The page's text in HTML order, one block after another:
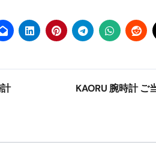
」 飲むミスト（IN MIST）とは
ド｜スマホ対応・防寒・撥水・
KAORU 腕時計 ご